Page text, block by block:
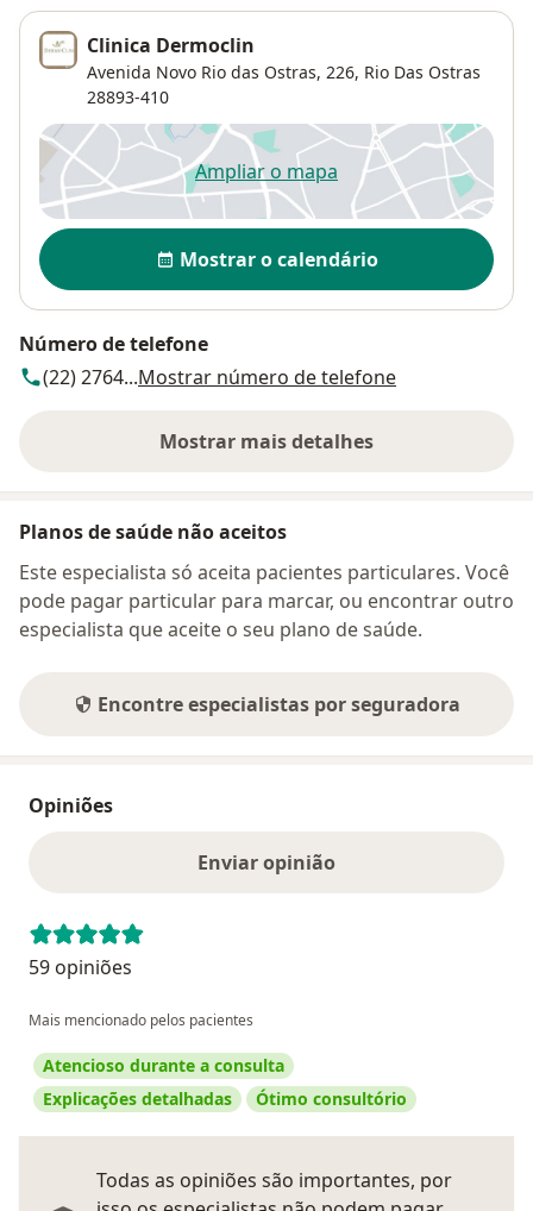
Clinica Dermoclin
Avenida Novo Rio das Ostras, 226, Rio Das Ostras
28893-410
Ampliar o mapaabre num novo separador
Disponibilidade
Mostrar o calendário
Número de telefone
(22) 2764...Mostrar número de telefone
Mostrar mais detalhes
sobre o endereço
Planos de saúde não aceitos
Este especialista só aceita pacientes particulares. Você
pode pagar particular para marcar, ou encontrar outro
especialista que aceite o seu plano de saúde.
Encontre especialistas por seguradora
Opiniões
Enviar opinião
59 opiniões
Mais mencionado pelos pacientes
Atencioso durante a consulta
Explicações detalhadas
Ótimo consultório
Todas as opiniões são importantes, por